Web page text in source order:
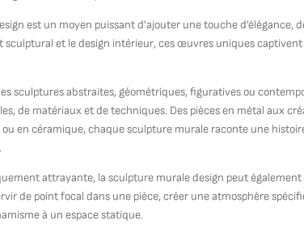
est un moyen puissant d’ajouter une touche d’élégance,
sculptural et le design intérieur, ces œuvres uniques
sculptures abstraites, géométriques, figuratives ou
de matériaux et de techniques. Des pièces en métal aux
en céramique, chaque sculpture murale raconte une
attrayante, la sculpture murale design peut
de point focal dans une pièce, créer une atmosphère
à un espace statique.